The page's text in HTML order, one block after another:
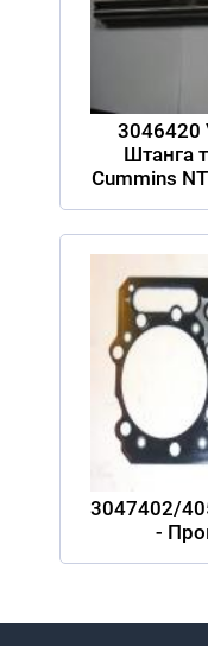
3046420
Штанга
Cummins
3047402/
-